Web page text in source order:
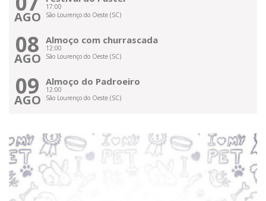
AGO
17:00
São Lourenço do Oeste (SC)
08
AGO
Almoço com churrascada
12:00
São Lourenço do Oeste (SC)
09
AGO
Almoço do Padroeiro
12:00
São Lourenço do Oeste (SC)